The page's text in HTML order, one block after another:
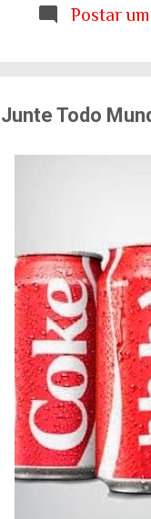
Locomotiva,
sensação isolada.
Postar
Junte Todo